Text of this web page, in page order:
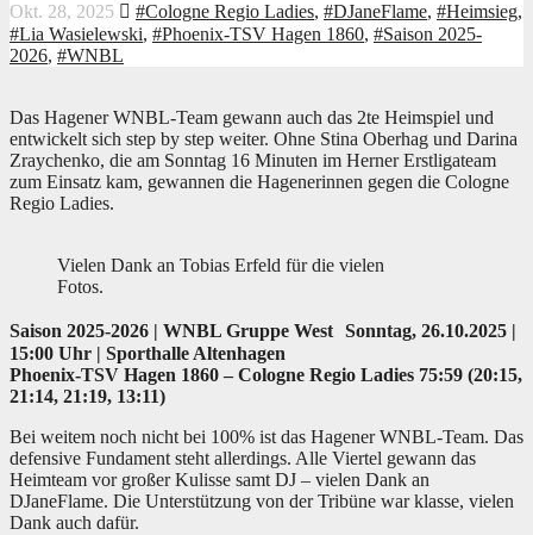
Okt. 28, 2025 #Cologne Regio Ladies, #DJaneFlame, #Heimsieg,
#Lia Wasielewski, #Phoenix-TSV Hagen 1860, #Saison 2025-
2026, #WNBL
Das Hagener WNBL-Team gewann auch das 2te Heimspiel und
entwickelt sich step by step weiter. Ohne Stina Oberhag und Darina
Zraychenko, die am Sonntag 16 Minuten im Herner Erstligateam
zum Einsatz kam, gewannen die Hagenerinnen gegen die Cologne
Regio Ladies.
Vielen Dank an Tobias Erfeld für die vielen
Fotos.
Saison 2025-2026 | WNBL Gruppe West Sonntag, 26.10.2025 |
15:00 Uhr | Sporthalle Altenhagen
Phoenix-TSV Hagen 1860 – Cologne Regio Ladies 75:59 (20:15,
21:14, 21:19, 13:11)
Bei weitem noch nicht bei 100% ist das Hagener WNBL-Team. Das
defensive Fundament steht allerdings. Alle Viertel gewann das
Heimteam vor großer Kulisse samt DJ – vielen Dank an
DJaneFlame. Die Unterstützung von der Tribüne war klasse, vielen
Dank auch dafür.